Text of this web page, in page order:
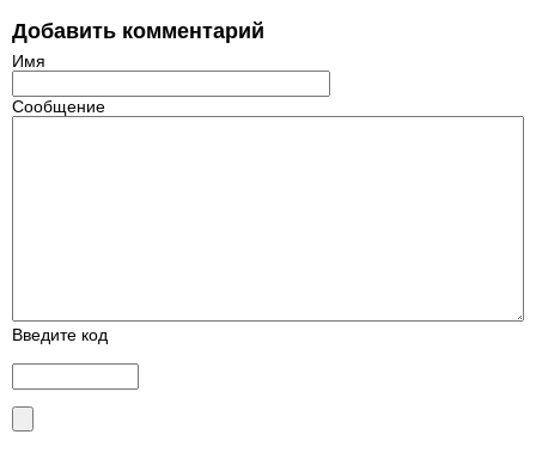
Добавить комментарий
Имя
Сообщение
Введите код